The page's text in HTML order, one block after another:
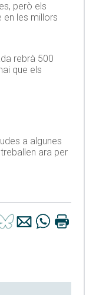
però els
en les millors
rebrà 500
que els
a algunes
ara per